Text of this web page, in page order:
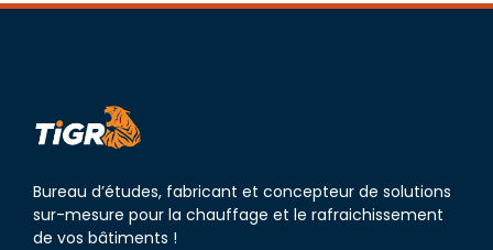
Bureau d’études, fabricant et concepteur de solutions
sur-mesure pour la chauffage et le rafraichissement
de vos bâtiments !